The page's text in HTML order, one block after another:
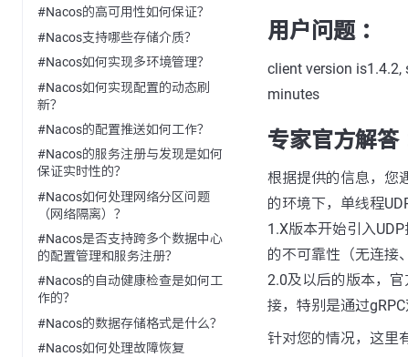
#Nacos的高可用性如何保证？
#Nacos支持哪些存储介质？
#Nacos如何实现多环境管理？
#Nacos如何实现配置的动态刷
新？
#Nacos的配置推送如何工作？
#Nacos的服务注册与发现是如何
保证实时性的？
#Nacos如何处理网络分区问题
（网络隔离）？
#Nacos是否支持跨多个数据中心
的配置管理和服务注册？
#Nacos的自动健康检查是如何工
作的？
#Nacos的数据存储格式是什么？
#Nacos如何处理故障恢复
用户问题 ：
client version is1.4.2,
minutes
专家官方解答
根据提供的信息，您
的环境下，单线程
1.X版本开始引入
的不可靠性（无连接
2.0及以后的版本，
接，特别是通过
针对您的情况，这里